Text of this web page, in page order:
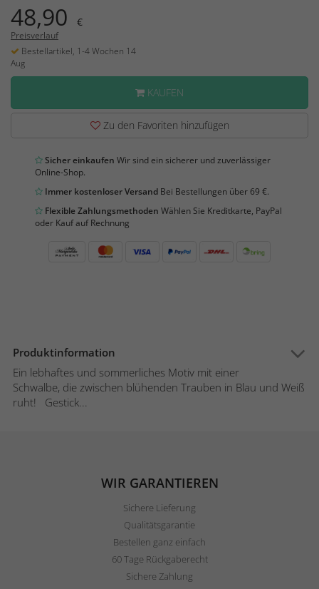
48,90 €
Preisverlauf
Bestellartikel, 1-4 Wochen 14
Aug
KAUFEN
Zu den Favoriten hinzufügen
Sicher einkaufen Wir sind ein sicherer und zuverlässiger
Online-Shop.
Immer kostenloser Versand Bei Bestellungen über 69 €.
Flexible Zahlungsmethoden Wählen Sie Kreditkarte, PayPal
oder Kauf auf Rechnung
Produktinformation
Ein lebhaftes und sommerliches Motiv mit einer
Schwalbe, die zwischen blühenden Trauben in Blau und Weiß
ruht! Gestick...
WIR GARANTIEREN
Sichere Lieferung
Qualitätsgarantie
Bestellen ganz einfach
60 Tage Rückgaberecht
Sichere Zahlung